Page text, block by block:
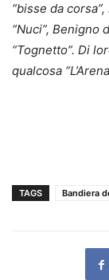
“bisse da
“Nuci”, Benigno
“Tognetto”. Di
qualcosa
TAGS Bandiera